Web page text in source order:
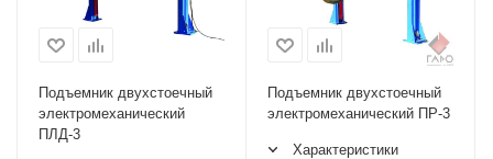
Подъемник двухстоечный
электромеханический
ПЛД-3
Подъемник двухстоечный
электромеханический ПР-3
Характеристики